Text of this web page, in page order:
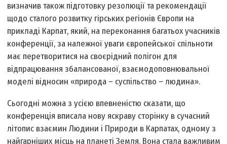
визначив також підготовку резолюції та рекомендації
щодо сталого розвитку гірських регіонів Європи на
прикладі Карпат, який, на переконання багатьох учасників
конференції, за належної уваги європейської спільноти
має перетворитися на своєрідний полігон для
відпрацювання збалансованої, взаємодоповнювальної
моделі відносин «природа – суспільство – людина».
Сьогодні можна з усією впевненістю сказати, що
конференція вписала нову яскраву сторінку в сучасний
літопис взаємин Людини і Природи в Карпатах, одному з
найгарніших місць на планеті Земля. Вона стала важливим